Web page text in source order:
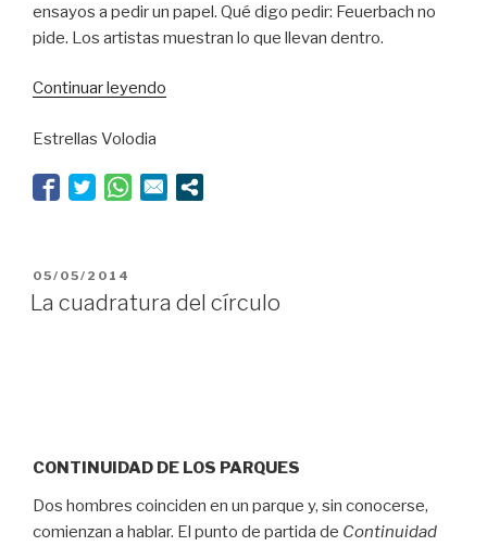
ensayos a pedir un papel. Qué digo pedir: Feuerbach no
pide. Los artistas muestran lo que llevan dentro.
Continuar leyendo
Feuerbach”
Estrellas Volodia
PUBLICADO
EL
05/05/2014
La cuadratura del círculo
CONTINUIDAD DE LOS PARQUES
Dos hombres coinciden en un parque y, sin conocerse,
comienzan a hablar. El punto de partida de Continuidad